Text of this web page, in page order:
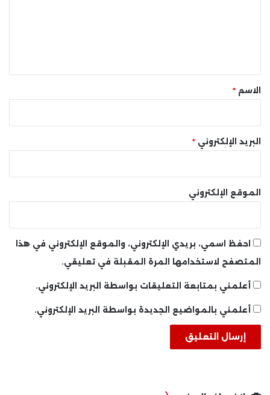
* الاسم *
البريد الإلكتروني *
الموقع الإلكتروني
احفظ اسمي، بريدي الإلكتروني، والموقع الإلكتروني في هذا
المتصفح لاستخدامها المرة المقبلة في تعليقي.
أعلمني بمتابعة التعليقات بواسطة البريد الإلكتروني.
أعلمني بالمواضيع الجديدة بواسطة البريد الإلكتروني.